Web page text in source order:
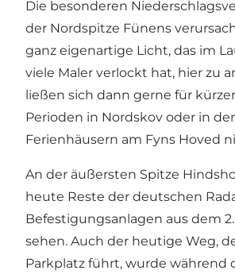
Die besonderen
der Nordspitze Fünens
ganz eigenartige Licht, das im
viele Maler verlockt hat, hier zu
ließen sich dann gerne für
Perioden in Nordskov oder in
Ferienhäusern am Fyns Hoved
An der äußersten Spitze
heute Reste der deutschen
Befestigungsanlagen aus dem
sehen. Auch der heutige Weg,
Parkplatz führt, wurde während